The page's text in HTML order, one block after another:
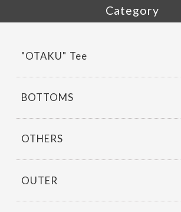
o
k
Category
"OTAKU" Tee
BOTTOMS
OTHERS
OUTER